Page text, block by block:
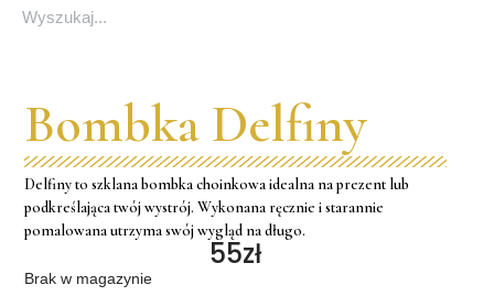
Bombka Delfiny
Delfiny to szklana bombka choinkowa idealna na prezent lub
podkreślająca twój wystrój. Wykonana ręcznie i starannie
pomalowana utrzyma swój wygląd na długo.
55Zł
Brak w magazynie